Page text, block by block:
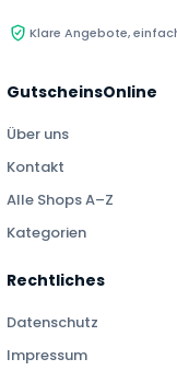
Klare Angebote,
GutscheinsOnline
Über uns
Kontakt
Alle Shops A–Z
Kategorien
Rechtliches
Datenschutz
Impressum